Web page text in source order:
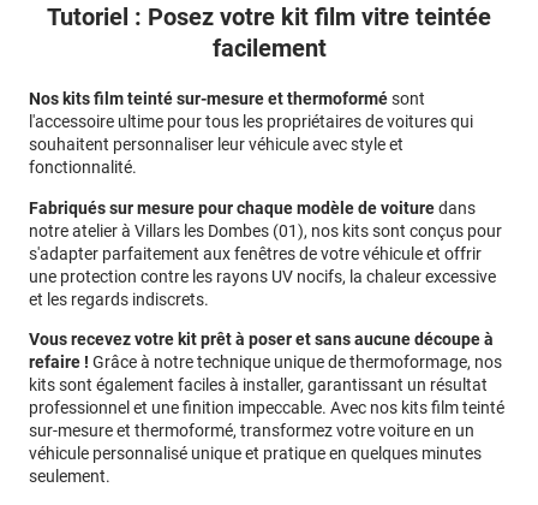
Tutoriel : Posez votre kit film vitre teintée
facilement
Nos kits film teinté sur-mesure et thermoformésont
l'accessoire ultime pour tous les propriétaires de voitures qui
souhaitent personnaliser leur véhicule avec style et
fonctionnalité.
Fabriqués sur mesure pour chaque modèle de voituredans
notre atelier à Villars les Dombes (01), nos kits sont conçus pour
s'adapter parfaitement aux fenêtres de votre véhicule et offrir
une protection contre les rayons UV nocifs, la chaleur excessive
et les regards indiscrets.
Vous recevez votre kit prêt à poser et sans aucune découpe à
refaire ! Grâce à notre technique unique de thermoformage, nos
kits sont également faciles à installer, garantissant un résultat
professionnel et une finition impeccable. Avec nos kits film teinté
sur-mesure et thermoformé, transformez votre voiture en un
véhicule personnalisé unique et pratique en quelques minutes
seulement.